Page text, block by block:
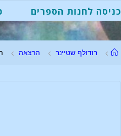
כניסה לחנות הספרים
רודולף שטיינר הרצאה